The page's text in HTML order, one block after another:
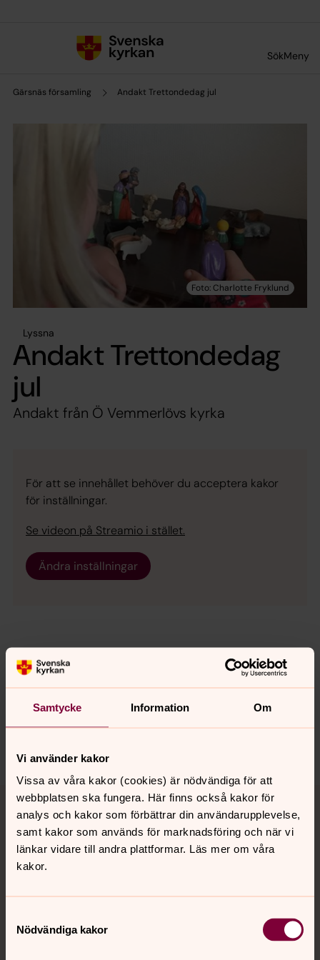
Samtycke Information Om
Vi använder kakor
Vissa av våra kakor (cookies) är nödvändiga för att
webbplatsen ska fungera. Här finns också kakor för
analys och kakor som förbättrar din användarupplevelse,
samt kakor som används för marknadsföring och när vi
länkar vidare till andra plattformar. Läs mer om våra
kakor.
Nödvändiga kakor
SökMeny
Gärsnäs församling Andakt Trettondedag jul
Lyssna
Andakt Trettondedag
jul
Andakt från Ö Vemmerlövs kyrka
För att se innehållet behöver du acceptera kakor
för inställningar.
Se videon på Streamio i stället.
Ändra inställningar
Senast ändrad 15 januari 2021
Synpunkter eller frågor på sidans
Tillbaka till toppen
Tillbaka till innehållet
Kontakt